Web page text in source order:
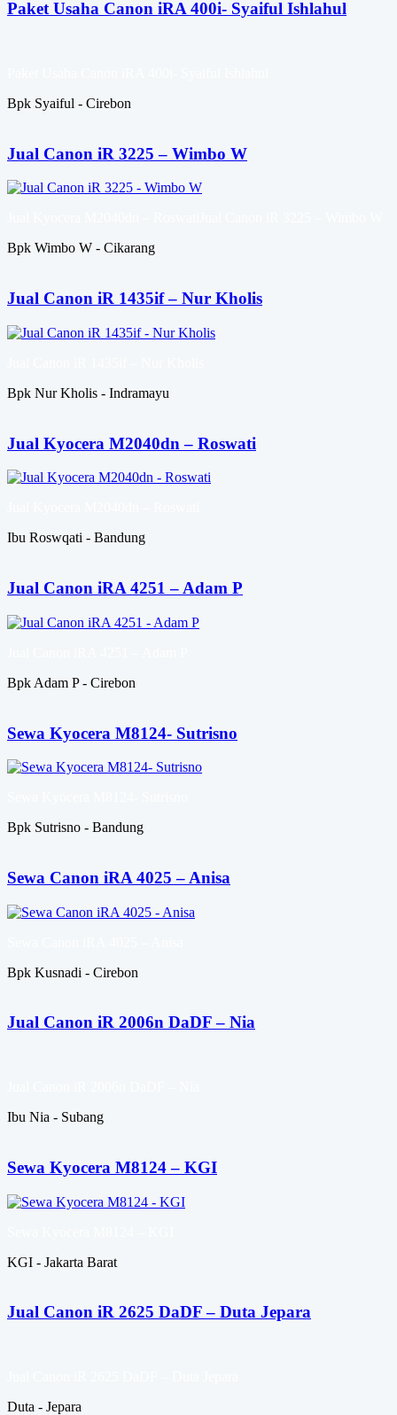
Paket Usaha Canon iRA 400i- Syaiful Ishlahul
Bpk Syaiful - Cirebon
Jual Canon iR 3225 – Wimbo W
Bpk Wimbo W - Cikarang
Jual Canon iR 1435if – Nur Kholis
Bpk Nur Kholis - Indramayu
Jual Kyocera M2040dn – Roswati
Ibu Roswqati - Bandung
Jual Canon iRA 4251 – Adam P
Bpk Adam P - Cirebon
Sewa Kyocera M8124- Sutrisno
Bpk Sutrisno - Bandung
Sewa Canon iRA 4025 – Anisa
Bpk Kusnadi - Cirebon
Jual Canon iR 2006n DaDF – Nia
Ibu Nia - Subang
Sewa Kyocera M8124 – KGI
KGI - Jakarta Barat
Jual Canon iR 2625 DaDF – Duta Jepara
Duta - Jepara